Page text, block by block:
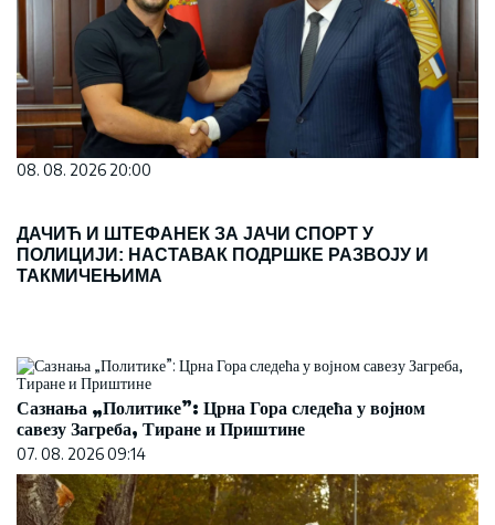
08. 08. 2026 20:00
ДАЧИЋ И ШТЕФАНЕК ЗА ЈАЧИ СПОРТ У
ПОЛИЦИЈИ: НАСТАВАК ПОДРШКЕ РАЗВОЈУ И
ТАКМИЧЕЊИМА
Сазнања „Политике”: Црна Гора следећа у војном
савезу Загреба, Тиране и Приштине
07. 08. 2026 09:14